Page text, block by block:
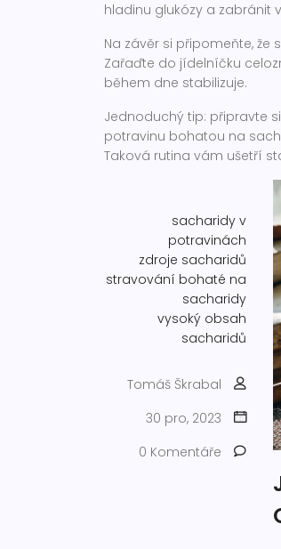
hladinu glukózy a zabránit
Na závěr si připomeňte,
Zařaďte do jídelníčku
během dne stabilizuje.
Jednoduchý tip: připravte
potravinu bohatou na
Taková rutina vám ušetří
sacharidy v
potravinách
zdroje sacharidů
stravování bohaté na
sacharidy
vysoký obsah
sacharidů
Tomáš Škrabal
30 pro, 2023
0 Komentáře